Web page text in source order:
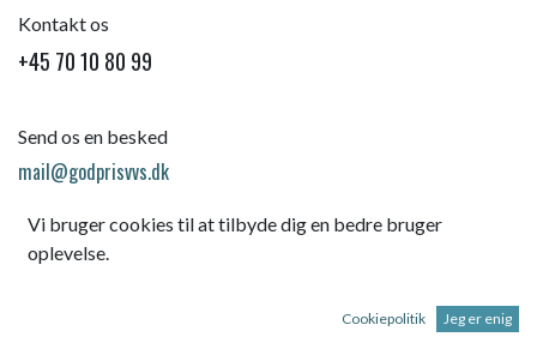
Kontakt os
+45 70 10 80 99
Send os en besked
mail@godprisvvs.dk
Vi bruger cookies til at tilbyde dig en bedre bruger
oplevelse.
Cookiepolitik Jeg er enig